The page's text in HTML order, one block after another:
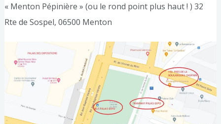
« Menton Pépinière » (ou le rond point plus haut ! ) 32
Rte de Sospel, 06500 Menton